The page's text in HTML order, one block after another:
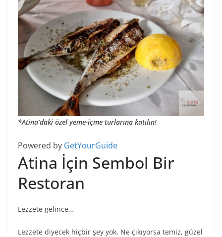
*Atina’daki özel yeme-içme turlarına katılın!
Powered by GetYourGuide
Atina İçin Sembol Bir
Restoran
Lezzete gelince…
Lezzete diyecek hiçbir şey yok. Ne çıkıyorsa temiz, güzel